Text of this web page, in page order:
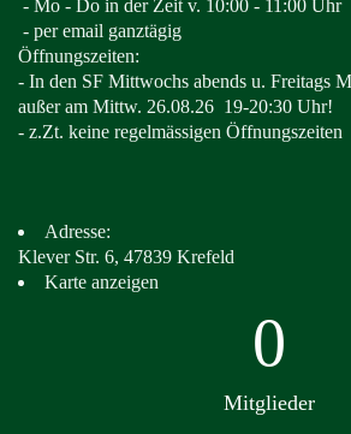
- Mo - Do in der Zeit v. 10:00 - 11:00 Uhr
- per email ganztägig
Öffnungszeiten:
- In den SF Mittwochs abends u. Freitags
außer am Mittw. 26.08.26 19-20:30 Uhr!
- z.Zt. keine regelmässigen Öffnungszeiten
Adresse:
Klever Str. 6, 47839 Krefeld
Karte anzeigen
0
Mitglieder